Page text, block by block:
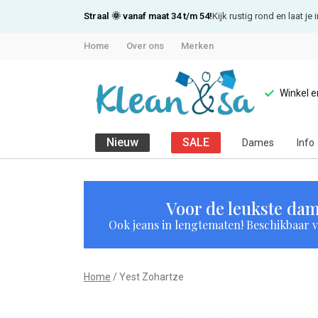
Straal 🌞 vanaf maat 34 t/m 54!Kijk rustig rond en laat je
Home Over ons Merken
Winkel
Nieuw SALE Dames Info
Zohartze
Klean
Voor de leukste
Ook jeans in lengtematen!
Home Yest Zohartze